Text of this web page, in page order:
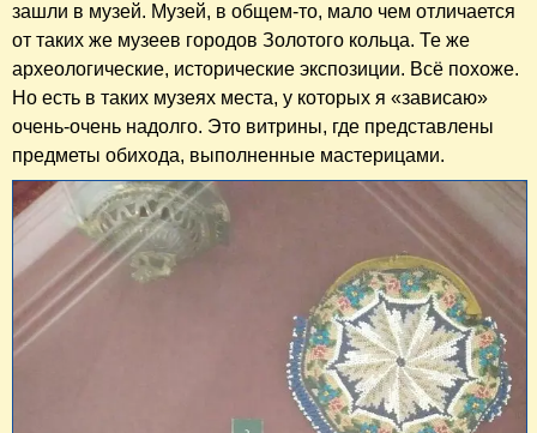
зашли в музей. Музей, в общем-то, мало чем отличается
от таких же музеев городов Золотого кольца. Те же
археологические, исторические экспозиции. Всё похоже.
Но есть в таких музеях места, у которых я «зависаю»
очень-очень надолго. Это витрины, где представлены
предметы обихода, выполненные мастерицами.